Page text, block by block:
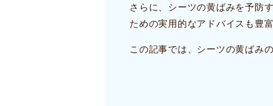
さらに、シーツの黄ばみを予防
ための実用的なアドバイスも豊富
この記事では、シーツの黄ばみ